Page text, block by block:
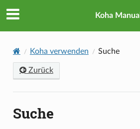
Koha Manual
Koha verwenden Suche
Zurück
Suche